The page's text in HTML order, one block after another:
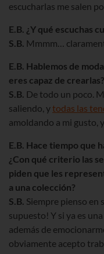
escucharlas me salen
E.B. ¿Y qué escuchas
S.B. Mmmm…
E.B. Hablemos de
eres capaz de crearlas?
S.B. De todo un poco.
saliendo, ytodas las
amoldando a mi gusto,
E.B. Hace tiempo que
¿Con qué criterio las
piden que les
a una colección?
S.B. Siempre pienso en
supuesto! Y si ya es
además de
obviamente acepto